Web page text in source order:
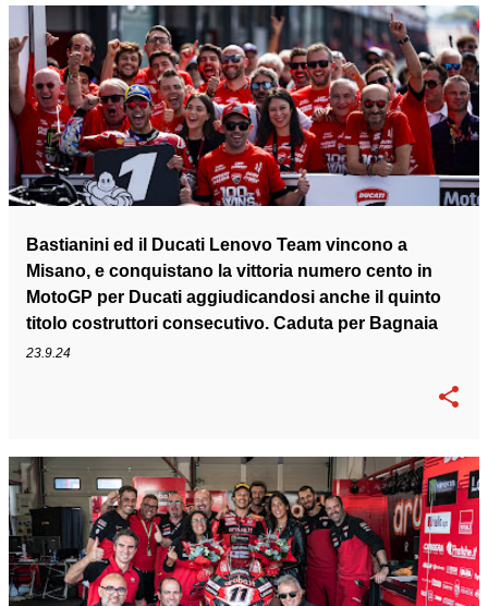
Bastianini ed il Ducati Lenovo Team vincono a
Misano, e conquistano la vittoria numero cento in
MotoGP per Ducati aggiudicandosi anche il quinto
titolo costruttori consecutivo. Caduta per Bagnaia
23.9.24